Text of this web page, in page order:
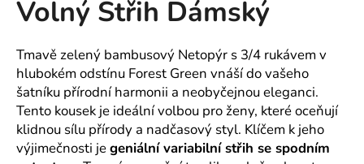
hvězdiček.
Volný Střih Dámský
Tmavě zelený bambusový Netopýr s 3/4 rukávem v
hlubokém odstínu Forest Green vnáší do vašeho
šatníku přírodní harmonii a neobyčejnou eleganci.
Tento kousek je ideální volbou pro ženy, které oceňují
klidnou sílu přírody a nadčasový styl. Klíčem k jeho
výjimečnosti jegeniální variabilní střih se spodním
o
u
č
u
j
e
m